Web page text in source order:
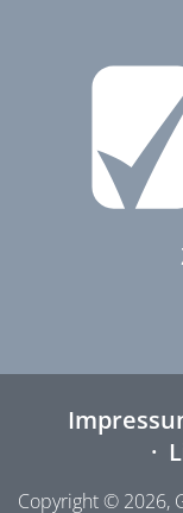
Copyright © 2026,